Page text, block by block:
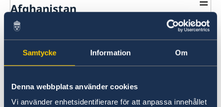
Samtycke Information Om
Denna webbplats använder cookies
Vi använder enhetsidentifierare för att anpassa innehållet
Afghanistan
Rösta i Afghanistan
Hjälp till svenskar i Afghanistan
Rösta i Afghanistan
Reseinformation
Aktuella händelser
Dubbelt medborgarskap i
Afghanistan
Eventuella problem vid dubbelt
medborgarskap.